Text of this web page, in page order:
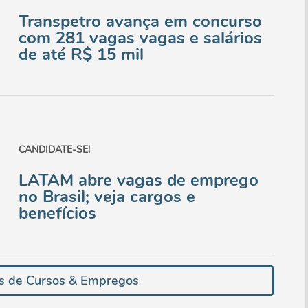
Transpetro avança em concurso
com 281 vagas vagas e salários
de até R$ 15 mil
CANDIDATE-SE!
LATAM abre vagas de emprego
no Brasil; veja cargos e
benefícios
de Cursos & Empregos